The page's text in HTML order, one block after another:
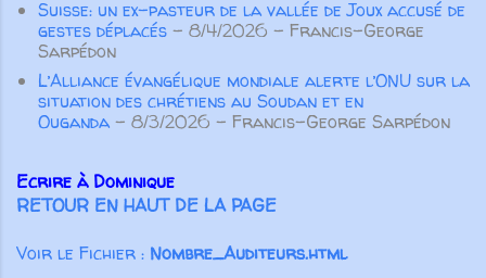
“font du bien au corps”, m...
Suisse: un ex-pasteur de la vallée de Joux accusé de
gestes déplacés - 8/4/2026 - Francis-George
Sarpédon
L’Alliance évangélique mondiale alerte l’ONU sur la
situation des chrétiens au Soudan et en
Ouganda - 8/3/2026 - Francis-George Sarpédon
Ecrire à Dominique
RETOUR EN HAUT DE LA PAGE
Voir le Fichier : Nombre_Auditeurs.html